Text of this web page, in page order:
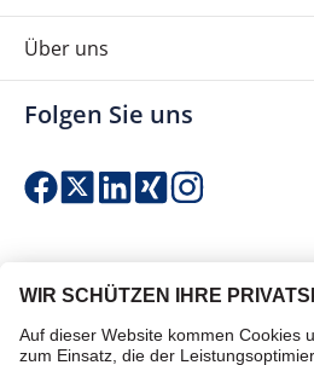
Über uns
Folgen Sie uns
Einfach & sicher bezahlen